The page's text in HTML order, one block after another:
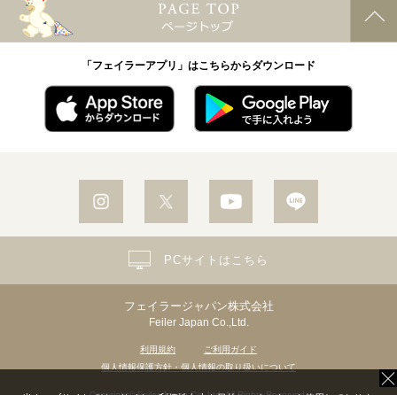
「フェイラーアプリ」はこちらからダウンロード
フェイラージャパン株式会社
Feiler Japan Co.,Ltd.
利用規約
ご利用ガイド
個人情報保護方針・個人情報の取り扱いについて
PCサイトはこちら